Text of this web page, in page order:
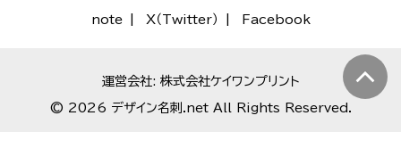
note X（Twitter） Facebook
運営会社: 株式会社ケイワンプリント
© 2026 デザイン名刺.net All Rights Reserved.